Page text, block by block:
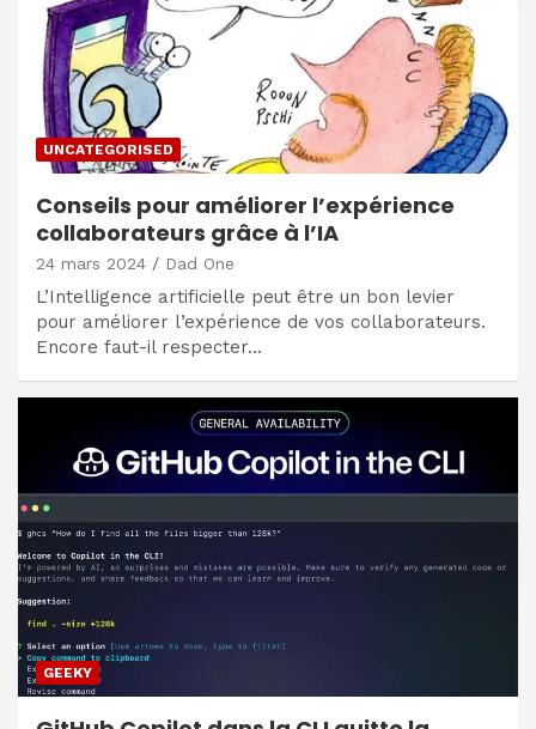
UNCATEGORISED
Conseils pour améliorer l’expérience
collaborateurs grâce à l’IA
24 mars 2024 Dad One
L’Intelligence artificielle peut être un bon levier
pour améliorer l’expérience de vos collaborateurs.
Encore faut-il respecter…
GEEKY